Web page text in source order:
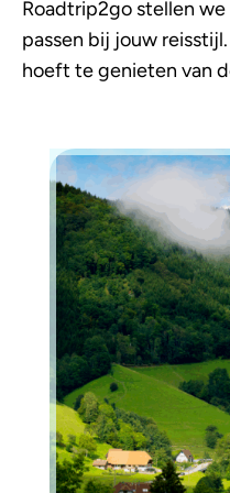
Roadtrip2go stellen
passen bij jouw
hoeft te genieten van